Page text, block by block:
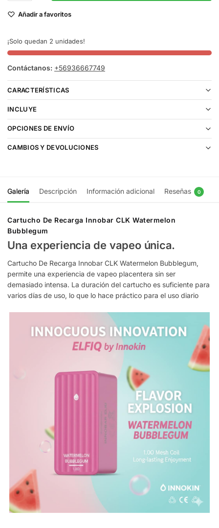
Añadir a favoritos
¡Solo quedan 2 unidades!
Contáctanos: +56936667749
CARACTERÍSTICAS
INCLUYE
OPCIONES DE ENVÍO
CAMBIOS Y DEVOLUCIONES
Galería Descripción Información adicional Reseñas 0
Cartucho De Recarga Innobar CLK Watermelon
Bubblegum
Una experiencia de vapeo única.
Cartucho De Recarga Innobar CLK Watermelon Bubblegum,
permite una experiencia de vapeo placentera sin ser
demasiado intensa. La duración del cartucho es suficiente para
varios días de uso, lo que lo hace práctico para el uso diario